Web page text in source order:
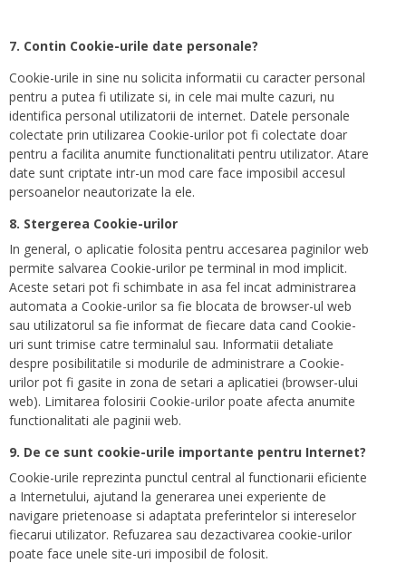
7. Contin Cookie-urile date personale?
Cookie-urile in sine nu solicita informatii cu caracter personal
pentru a putea fi utilizate si, in cele mai multe cazuri, nu
identifica personal utilizatorii de internet. Datele personale
colectate prin utilizarea Cookie-urilor pot fi colectate doar
pentru a facilita anumite functionalitati pentru utilizator. Atare
date sunt criptate intr-un mod care face imposibil accesul
persoanelor neautorizate la ele.
8. Stergerea Cookie-urilor
In general, o aplicatie folosita pentru accesarea paginilor web
permite salvarea Cookie-urilor pe terminal in mod implicit.
Aceste setari pot fi schimbate in asa fel incat administrarea
automata a Cookie-urilor sa fie blocata de browser-ul web
sau utilizatorul sa fie informat de fiecare data cand Cookie-
uri sunt trimise catre terminalul sau. Informatii detaliate
despre posibilitatile si modurile de administrare a Cookie-
urilor pot fi gasite in zona de setari a aplicatiei (browser-ului
web). Limitarea folosirii Cookie-urilor poate afecta anumite
functionalitati ale paginii web.
9. De ce sunt cookie-urile importante pentru Internet?
Cookie-urile reprezinta punctul central al functionarii eficiente
a Internetului, ajutand la generarea unei experiente de
navigare prietenoase si adaptata preferintelor si intereselor
fiecarui utilizator. Refuzarea sau dezactivarea cookie-urilor
poate face unele site-uri imposibil de folosit.